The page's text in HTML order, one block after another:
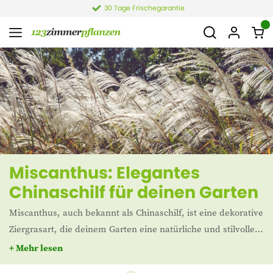
30 Tage Frischegarantie
Miscanthus: Elegantes
Chinaschilf für deinen Garten
Miscanthus, auch bekannt als Chinaschilf, ist eine dekorative
Ziergrasart, die deinem Garten eine natürliche und stilvolle
Note verleiht. Diese pflegeleichte Pflanze ist für ihr üppiges
Wachstum und ihre eleganten Blütenrispen bekannt, die im
+ Mehr lesen